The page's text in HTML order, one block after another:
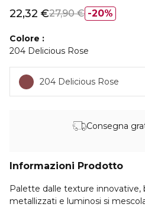
20%
22,32 €27,90 €
Colore
204 Delicious Rose
204 Delicious Rose
Consegna
Informazioni Prodotto
Palette dalle texture innovative,
metallizzati e luminosi si